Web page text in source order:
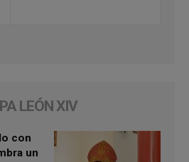
LEÓN XIV
con
un